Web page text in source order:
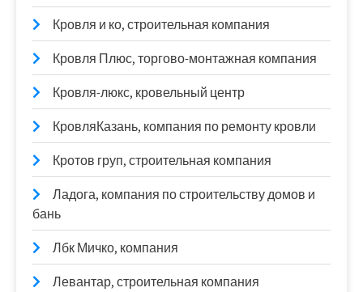
Кровля и ко, строительная компания
Кровля Плюс, торгово-монтажная компания
Кровля-люкс, кровельный центр
КровляКазань, компания по ремонту кровли
Кротов груп, строительная компания
Ладога, компания по строительству домов и
бань
Лбк Мичко, компания
Левантар, строительная компания